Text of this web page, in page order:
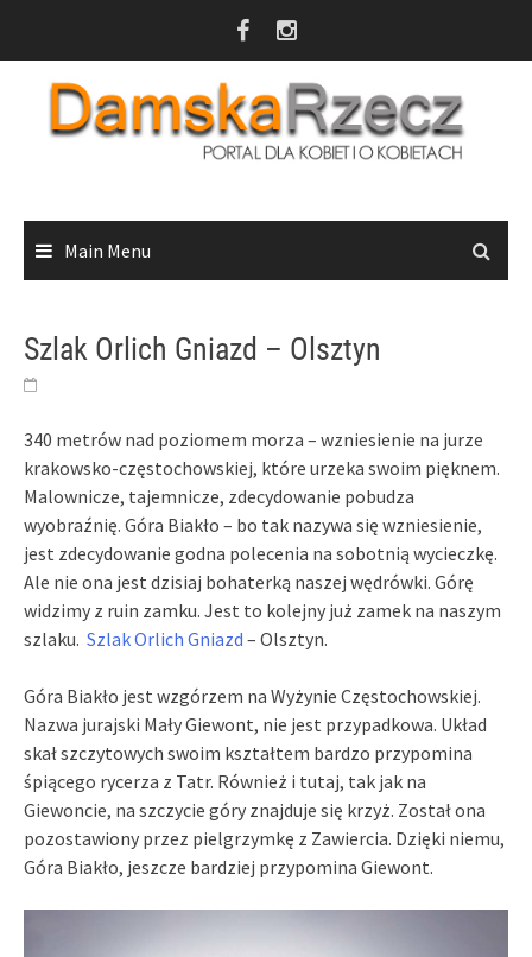
Main Menu
Szlak Orlich Gniazd – Olsztyn
340 metrów nad poziomem morza – wzniesienie na jurze
krakowsko-częstochowskiej, które urzeka swoim pięknem.
Malownicze, tajemnicze, zdecydowanie pobudza
wyobraźnię. Góra Biakło – bo tak nazywa się wzniesienie,
jest zdecydowanie godna polecenia na sobotnią wycieczkę.
Ale nie ona jest dzisiaj bohaterką naszej wędrówki. Górę
widzimy z ruin zamku. Jest to kolejny już zamek na naszym
szlaku. Szlak Orlich Gniazd – Olsztyn.
Góra Biakło jest wzgórzem na Wyżynie Częstochowskiej.
Nazwa jurajski Mały Giewont, nie jest przypadkowa. Układ
skał szczytowych swoim kształtem bardzo przypomina
śpiącego rycerza z Tatr. Również i tutaj, tak jak na
Giewoncie, na szczycie góry znajduje się krzyż. Został ona
pozostawiony przez pielgrzymkę z Zawiercia. Dzięki niemu,
Góra Biakło, jeszcze bardziej przypomina Giewont.